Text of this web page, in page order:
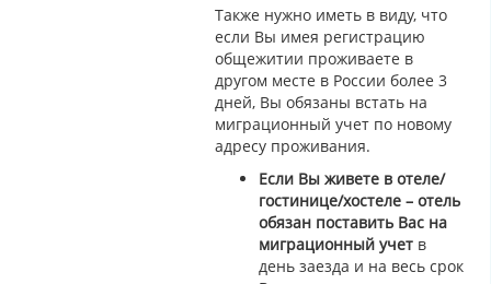
Также нужно иметь в виду, что
если Вы имея регистрацию
общежитии проживаете в
другом месте в России более 3
дней, Вы обязаны встать на
миграционный учет по новому
адресу проживания.
Если Вы живете в отеле/
гостинице/хостеле – отель
обязан поставить Вас на
миграционный учет в
день заезда и на весь срок